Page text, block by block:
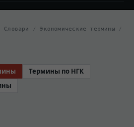
Словари / Экономические термины /
Термины по НГК